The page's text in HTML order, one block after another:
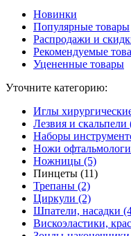
Новинки
Популярные товары
Распродажи и
Рекомендуемые
Уцененные товары
Уточните категорию:
Иглы
Лезвия и скальпели
Наборы
Ножи
Ножницы (5)
Пинцеты (11)
Трепаны (2)
Циркули (2)
Шпатели, насадки
Вискоэластики,